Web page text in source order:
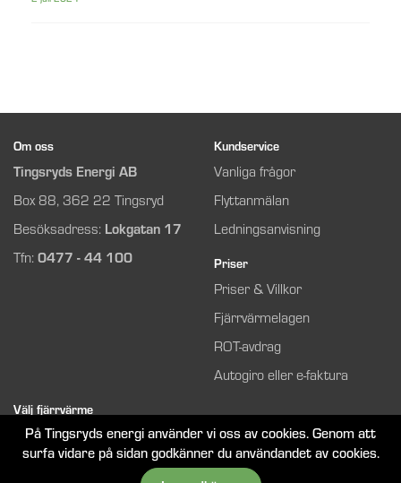
Om oss
Tingsryds Energi AB
Box 88, 362 22 Tingsryd
Besöksadress: Lokgatan 17
Tfn:0477 - 44 100
Kundservice
Vanliga frågor
Flyttanmälan
Ledningsanvisning
Priser
Priser & Villkor
Fjärrvärmelagen
ROT-avdrag
Autogiro eller e-faktura
Välj fjärrvärme
Så funkar det
Bli kund
På Tingsryds energi använder vi oss av cookies. Genom att
surfa vidare på sidan godkänner du användandet av cookies.